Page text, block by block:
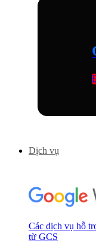
Dịch vụ
Các dịch vụ hỗ
từ GCS